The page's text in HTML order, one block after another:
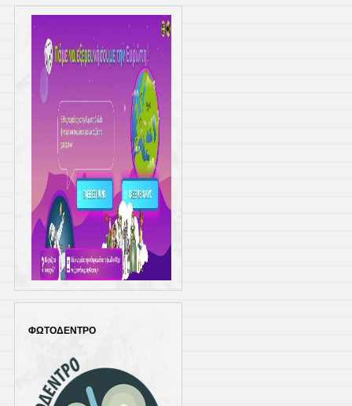
ΦΩΤΟΔΕΝΤΡΟ